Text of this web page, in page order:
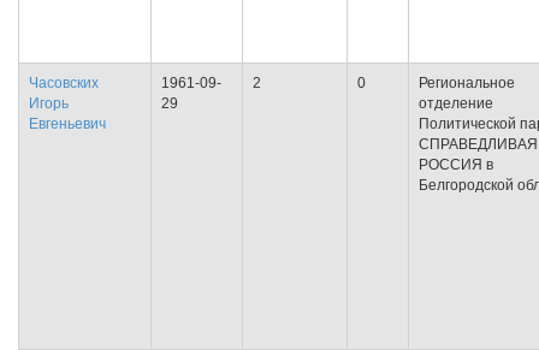
Часовских
Игорь
Евгеньевич
1961-09-
29
2 0
Региональное
отделение
Политической
СПРАВЕДЛИВАЯ
РОССИЯ в
Белгородской